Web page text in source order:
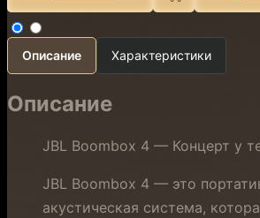
Описание Характеристики
Описание
JBL Boombox 4 — Концерт у
JBL Boombox 4 — это
акустическая система,